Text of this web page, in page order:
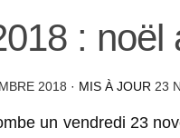
: noël
2018 · MIS À JOUR 23
un vendredi 23